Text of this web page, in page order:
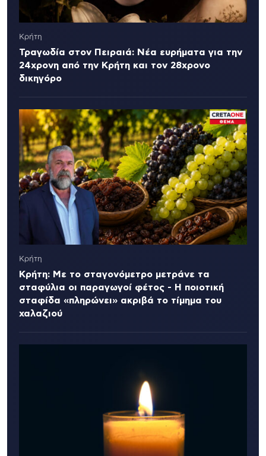
Κρήτη
Τραγωδία στον Πειραιά: Νέα ευρήματα για την
24χρονη από την Κρήτη και τον 28χρονο
δικηγόρο
Κρήτη
Κρήτη: Με το σταγονόμετρο μετράνε τα
σταφύλια οι παραγωγοί φέτος - Η ποιοτική
σταφίδα «πληρώνει» ακριβά το τίμημα του
χαλαζιού